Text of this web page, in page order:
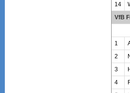
14
VfB
1
2
3
4